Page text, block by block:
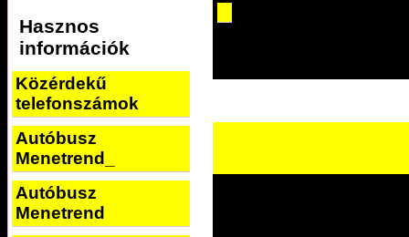
Hasznos
információk
Közérdekű
telefonszámok
Autóbusz
Menetrend_
Autóbusz
Menetrend